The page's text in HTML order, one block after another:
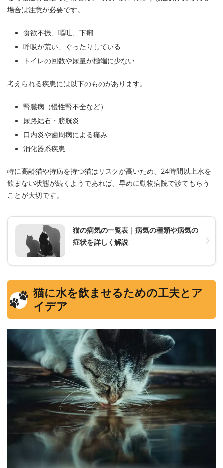
場合は注意が必要です。
食欲不振、嘔吐、下痢
呼吸が荒い、ぐったりしている
トイレの回数や尿量が極端に少ない
考えられる疾患には以下のものがあります。
腎臓病（慢性腎不全など）
尿路結石・膀胱炎
口内炎や歯周病による痛み
消化器系疾患
特に高齢猫や持病を持つ猫はリスクが高いため、24時間以上水を
飲まない状態が続くようであれば、早めに動物病院で診てもらう
ことが大切です。
猫の病気の一覧表｜病気の種類や病気の
症状を詳しく解説
猫に水を飲ませるための工夫とア
イデア